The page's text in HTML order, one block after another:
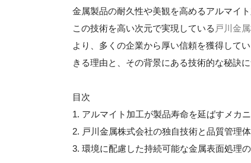
金属製品の耐久性や美観を高めるアルマイ
この技術を高い次元で実現している 戸川金
より、多くの企業から厚い信頼を獲得して
きる理由と、その背景にある技術的な秘訣
目次
1. アルマイト加工が製品寿命を延ばすメカ
2. 戸川金属株式会社の独自技術と品質管理体
3. 環境に配慮した持続可能な金属表面処理